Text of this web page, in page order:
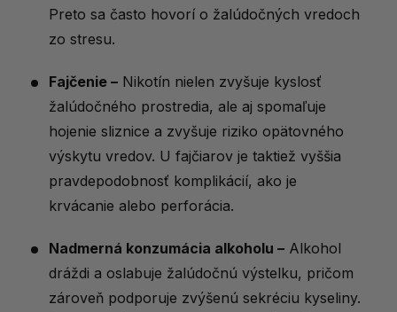
Preto sa často hovorí o žalúdočných vredoch
zo stresu.
Fajčenie – Nikotín nielen zvyšuje kyslosť
žalúdočného prostredia, ale aj spomaľuje
hojenie sliznice a zvyšuje riziko opätovného
výskytu vredov. U fajčiarov je taktiež vyššia
pravdepodobnosť komplikácií, ako je
krvácanie alebo perforácia.
Nadmerná konzumácia alkoholu – Alkohol
dráždi a oslabuje žalúdočnú výstelku, pričom
zároveň podporuje zvýšenú sekréciu kyseliny.